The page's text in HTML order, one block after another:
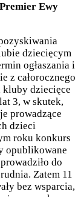
Ewy
dziecięcym
ogłaszania i
z całorocznego
kluby dziecięce
3, w skutek,
prowadzące
dzieci
roku konkurs
opublikowane
do
Zatem 11
bez wsparcia,